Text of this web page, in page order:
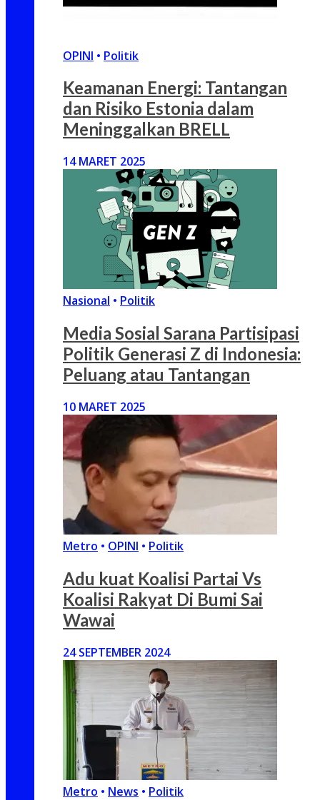
OPINI • Politik
Keamanan Energi: Tantangan
dan Risiko Estonia dalam
Meninggalkan BRELL
14 MARET 2025
Nasional • Politik
Media Sosial Sarana Partisipasi
Politik Generasi Z di Indonesia:
Peluang atau Tantangan
10 MARET 2025
Metro • OPINI • Politik
Adu kuat Koalisi Partai Vs
Koalisi Rakyat Di Bumi Sai
Wawai
24 SEPTEMBER 2024
Metro • News • Politik